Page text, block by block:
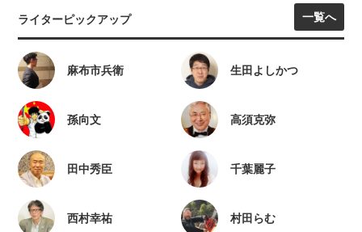
ライターピックアップ 一覧へ
麻布市兵衛 生田よしかつ
孫向文 高須克弥
田中秀臣 千葉麗子
西村幸祐 村田らむ